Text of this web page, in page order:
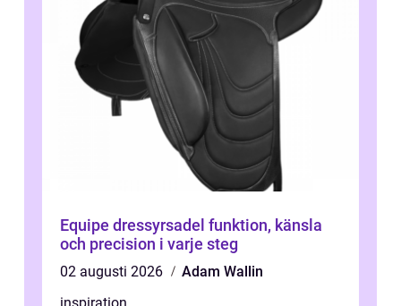
Equipe dressyrsadel funktion, känsla
och precision i varje steg
02 augusti 2026
Adam Wallin